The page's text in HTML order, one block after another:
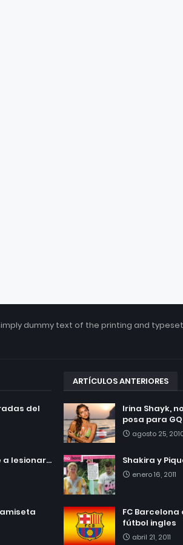
dummy text of the printing and
del
lesionar...
ARTÍCULOS ANTERIORES
Irina Shayk,
posa para GQ
agosto 25,
Shakira y
enero 16, 2011
FC
fútbol ingles
abril 21, 2011